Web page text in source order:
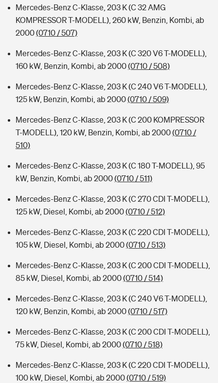
Mercedes-Benz C-Klasse, 203 K (C 32 AMG
KOMPRESSOR T-MODELL), 260 kW, Benzin, Kombi, ab
2000(0710 / 507)
Mercedes-Benz C-Klasse, 203 K (C 320 V6 T-MODELL),
160 kW, Benzin, Kombi, ab 2000(0710 / 508)
Mercedes-Benz C-Klasse, 203 K (C 240 V6 T-MODELL),
125 kW, Benzin, Kombi, ab 2000(0710 / 509)
Mercedes-Benz C-Klasse, 203 K (C 200 KOMPRESSOR
T-MODELL), 120 kW, Benzin, Kombi, ab 2000(0710 /
510)
Mercedes-Benz C-Klasse, 203 K (C 180 T-MODELL), 95
kW, Benzin, Kombi, ab 2000(0710 / 511)
Mercedes-Benz C-Klasse, 203 K (C 270 CDI T-MODELL),
125 kW, Diesel, Kombi, ab 2000(0710 / 512)
Mercedes-Benz C-Klasse, 203 K (C 220 CDI T-MODELL),
105 kW, Diesel, Kombi, ab 2000(0710 / 513)
Mercedes-Benz C-Klasse, 203 K (C 200 CDI T-MODELL),
85 kW, Diesel, Kombi, ab 2000(0710 / 514)
Mercedes-Benz C-Klasse, 203 K (C 240 V6 T-MODELL),
120 kW, Benzin, Kombi, ab 2000(0710 / 517)
Mercedes-Benz C-Klasse, 203 K (C 200 CDI T-MODELL),
75 kW, Diesel, Kombi, ab 2000(0710 / 518)
Mercedes-Benz C-Klasse, 203 K (C 220 CDI T-MODELL),
100 kW, Diesel, Kombi, ab 2000(0710 / 519)